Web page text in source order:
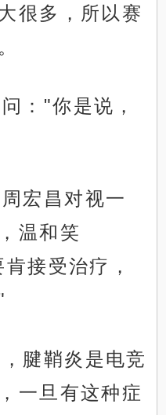
很多，所以赛
："你是说，
宏昌对视一
温和笑
接受治疗，
腱鞘炎是电竞
一旦有这种症